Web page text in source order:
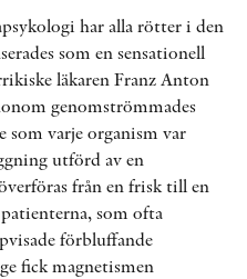
har alla rötter i den
som en sensationell
läkaren Franz Anton
genomströmmades
som varje organism var
utförd av en
från en frisk till en
som ofta
förbluffande
fick magnetismen